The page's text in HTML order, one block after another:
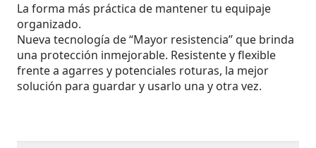
La forma más práctica de mantener tu equipaje
organizado.
Nueva tecnología de “Mayor resistencia” que brinda
una protección inmejorable. Resistente y flexible
frente a agarres y potenciales roturas, la mejor
solución para guardar y usarlo una y otra vez.